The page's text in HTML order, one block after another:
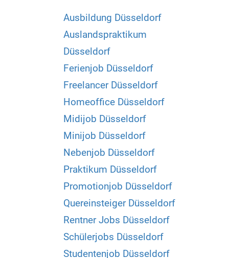
Ausbildung Düsseldorf
Auslandspraktikum
Düsseldorf
Ferienjob Düsseldorf
Freelancer Düsseldorf
Homeoffice Düsseldorf
Midijob Düsseldorf
Minijob Düsseldorf
Nebenjob Düsseldorf
Praktikum Düsseldorf
Promotionjob Düsseldorf
Quereinsteiger Düsseldorf
Rentner Jobs Düsseldorf
Schülerjobs Düsseldorf
Studentenjob Düsseldorf